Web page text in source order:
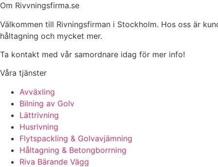
Om Rivvningsfirma.se
Välkommen till Rivningsfirman i Stockholm. Hos oss är
håltagning och mycket mer.
Ta kontakt med vår samordnare idag för mer info!
Våra tjänster
Avväxling
Bilning av Golv
Lättrivning
Husrivning
Flytspackling & Golvavjämning
Håltagning & Betongborrning
Riva Bärande Vägg